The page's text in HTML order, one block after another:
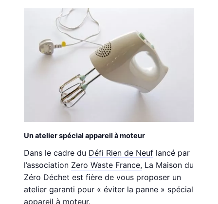
Un atelier spécial appareil à moteur
Dans le cadre du Défi Rien de Neuf lancé par
l’association Zero Waste France, La Maison du
Zéro Déchet est fière de vous proposer un
atelier garanti pour « éviter la panne » spécial
appareil à moteur.